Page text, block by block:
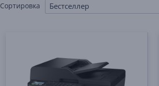
Сортировка Бестселлер